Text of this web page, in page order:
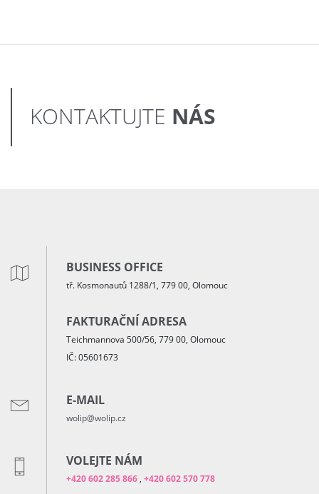
KONTAKTUJTE NÁS
BUSINESS OFFICE
tř. Kosmonautů 1288/1, 779 00, Olomouc
FAKTURAČNÍ ADRESA
Teichmannova 500/56, 779 00, Olomouc
IČ: 05601673
E-MAIL
wolip@wolip.cz
VOLEJTE NÁM
+420 602 285 866 +420 602 570 778